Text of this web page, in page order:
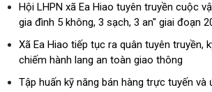
Hội LHPN xã Ea Hiao tuyên truyền cuộc
gia đình 5 không, 3 sạch, 3 an" giai đoạn
Xã Ea Hiao tiếp tục ra quân tuyên truyền,
chiếm hành lang an toàn giao thông
Tập huấn kỹ năng bán hàng trực tuyến và